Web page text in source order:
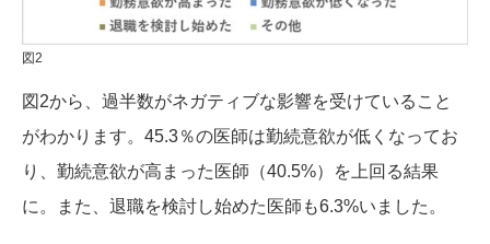
図2
図2から、過半数がネガティブな影響を受けていること
がわかります。45.3％の医師は勤続意欲が低くなってお
り、勤続意欲が高まった医師（40.5%）を上回る結果
に。また、退職を検討し始めた医師も6.3%いました。